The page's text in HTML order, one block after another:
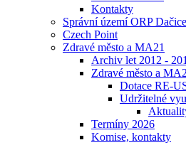
Kontakty
Správní území ORP Dačice
Czech Point
Zdravé město a MA21
Archiv let 2012 -
Zdravé město a
Dotace RE-
Udržitelné
Termíny 2026
Komise, kontakty